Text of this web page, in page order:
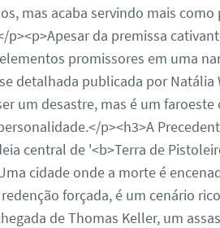
mas acaba servindo mais como
p><p>Apesar da premissa
promissores em uma
detalhada publicada por Natália
um desastre, mas é um faroeste
p><h3>A
central de '<b>Terra de
cidade onde a morte é
forçada, é um cenário
de Thomas Keller, um